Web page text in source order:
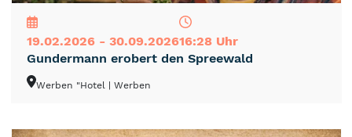
19.02.2026 - 30.09.202616:28 Uhr
Gundermann erobert den Spreewald
Werben "Hotel | Werben